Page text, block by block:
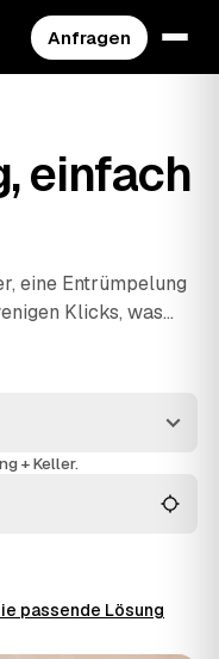
Anfragen
einfach
eine Entrümpelung
Klicks, was
Angebote
entsorgen alles
Art, deine
+ Keller.
passende Lösung